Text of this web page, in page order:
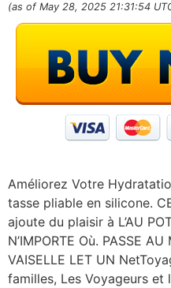
(as of May 28, 2025 21:31:54
Améliorez Votre
tasse pliable en silicone.
ajoute du plaisir à L’AU
N’IMPORTE Où. PASSE
VAISELLE LET UN
familles, Les Voyageurs et